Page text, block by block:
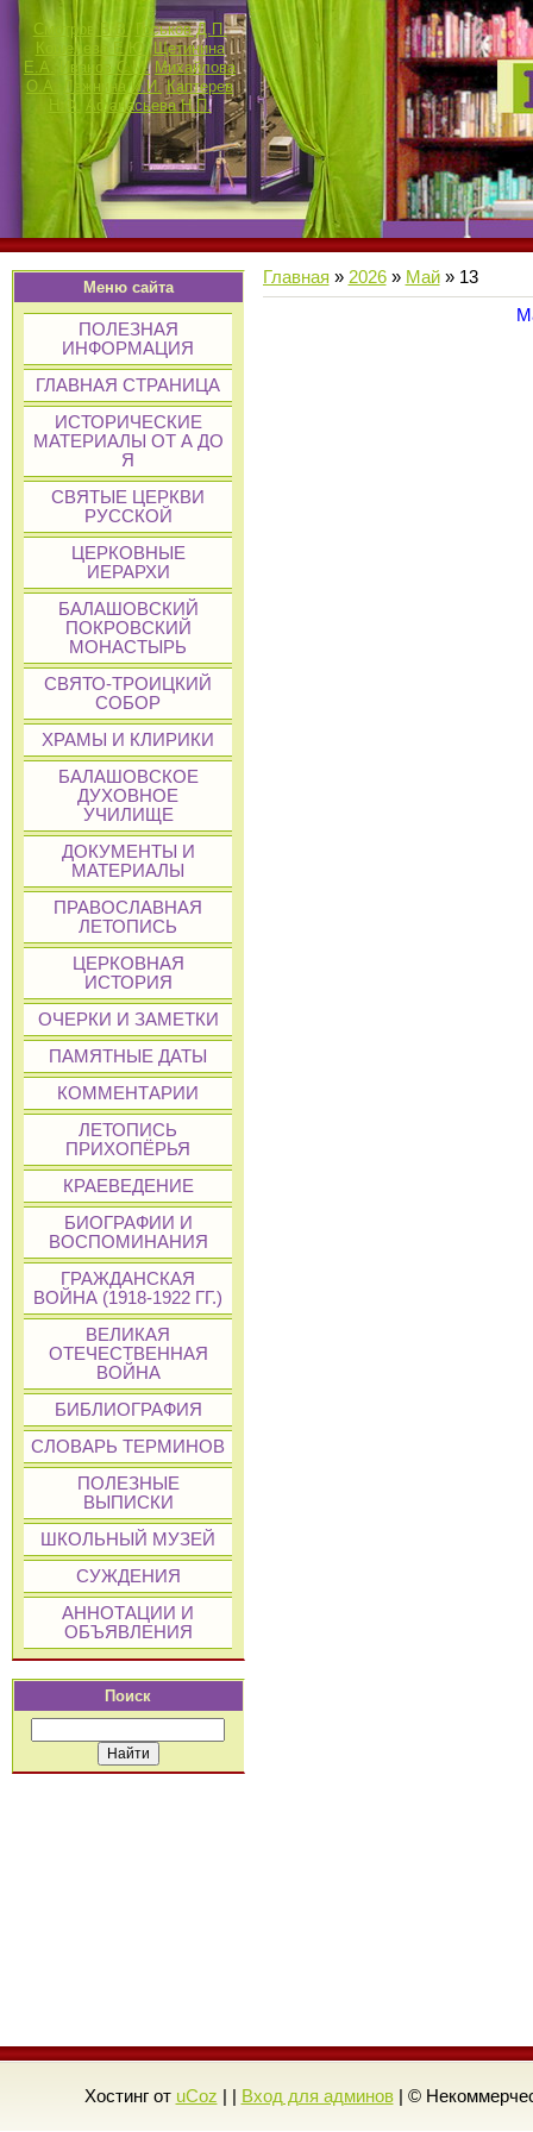
Смотров В.В.
Госьков Д.П.
Кошелева Е.Ю. Щетинина
Е.А.
Иванов С.М. Михайлова
О.А.
Лежнина И.И. Каптерев
Н.Ф. Афанасьева Н.П.
Меню сайта
ПОЛЕЗНАЯ
ИНФОРМАЦИЯ
ГЛАВНАЯ СТРАНИЦА
ИСТОРИЧЕСКИЕ
МАТЕРИАЛЫ ОТ А ДО
Я
СВЯТЫЕ ЦЕРКВИ
РУССКОЙ
ЦЕРКОВНЫЕ
ИЕРАРХИ
БАЛАШОВСКИЙ
ПОКРОВСКИЙ
МОНАСТЫРЬ
СВЯТО-ТРОИЦКИЙ
СОБОР
ХРАМЫ И КЛИРИКИ
БАЛАШОВСКОЕ
ДУХОВНОЕ
УЧИЛИЩЕ
ДОКУМЕНТЫ И
МАТЕРИАЛЫ
ПРАВОСЛАВНАЯ
ЛЕТОПИСЬ
ЦЕРКОВНАЯ
ИСТОРИЯ
ОЧЕРКИ И ЗАМЕТКИ
ПАМЯТНЫЕ ДАТЫ
КОММЕНТАРИИ
ЛЕТОПИСЬ
ПРИХОПЁРЬЯ
КРАЕВЕДЕНИЕ
БИОГРАФИИ И
ВОСПОМИНАНИЯ
ГРАЖДАНСКАЯ
ВОЙНА (1918-1922 ГГ.)
ВЕЛИКАЯ
ОТЕЧЕСТВЕННАЯ
ВОЙНА
БИБЛИОГРАФИЯ
СЛОВАРЬ ТЕРМИНОВ
ПОЛЕЗНЫЕ
ВЫПИСКИ
ШКОЛЬНЫЙ МУЗЕЙ
СУЖДЕНИЯ
АННОТАЦИИ И
ОБЪЯВЛЕНИЯ
Поиск
Главная » 2026 » Май » 13
Хостинг от uCoz Вход для админов| ©